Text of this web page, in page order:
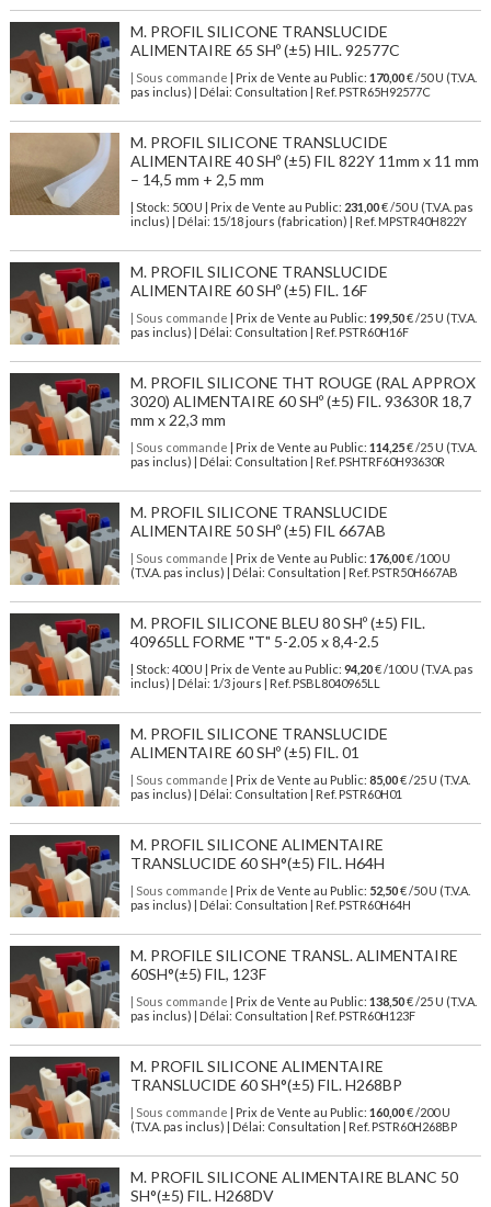
M. PROFIL SILICONE TRANSLUCIDE
ALIMENTAIRE 65 SHº (±5) HIL. 92577C
| Sous commande | Prix de Vente au Public: 170,00€ /50 U (T.V.A.
pas inclus) | Délai: Consultation | Ref. PSTR65H92577C
M. PROFIL SILICONE TRANSLUCIDE
ALIMENTAIRE 40 SHº (±5) FIL 822Y 11mm x 11 mm
– 14,5 mm + 2,5 mm
| Stock: 500 U | Prix de Vente au Public: 231,00€/50 U (T.V.A. pas
inclus)
| Délai: 15/18 jours (fabrication) | Ref. MPSTR40H822Y
M. PROFIL SILICONE TRANSLUCIDE
ALIMENTAIRE 60 SHº (±5) FIL. 16F
| Sous commande | Prix de Vente au Public: 199,50€ /25 U (T.V.A.
pas inclus) | Délai: Consultation | Ref. PSTR60H16F
M. PROFIL SILICONE THT ROUGE (RAL APPROX
3020) ALIMENTAIRE 60 SHº (±5) FIL. 93630R 18,7
mm x 22,3 mm
| Sous commande | Prix de Vente au Public: 114,25€ /25 U (T.V.A.
pas inclus) | Délai: Consultation | Ref. PSHTRF60H93630R
M. PROFIL SILICONE TRANSLUCIDE
ALIMENTAIRE 50 SHº (±5) FIL 667AB
| Sous commande | Prix de Vente au Public: 176,00€ /100 U
(T.V.A. pas inclus) | Délai: Consultation | Ref. PSTR50H667AB
M. PROFIL SILICONE BLEU 80 SHº (±5) FIL.
40965LL FORME "T" 5-2.05 x 8,4-2.5
| Stock: 400 U | Prix de Vente au Public: 94,20€/100 U (T.V.A. pas
inclus)
| Délai: 1/3 jours | Ref. PSBL8040965LL
M. PROFIL SILICONE TRANSLUCIDE
ALIMENTAIRE 60 SHº (±5) FIL. 01
| Sous commande | Prix de Vente au Public: 85,00€ /25 U (T.V.A.
pas inclus) | Délai: Consultation | Ref. PSTR60H01
M. PROFIL SILICONE ALIMENTAIRE
TRANSLUCIDE 60 SH°(±5) FIL. H64H
| Sous commande | Prix de Vente au Public: 52,50€ /50 U (T.V.A.
pas inclus) | Délai: Consultation | Ref. PSTR60H64H
M. PROFILE SILICONE TRANSL. ALIMENTAIRE
60SH°(±5) FIL, 123F
| Sous commande | Prix de Vente au Public: 138,50€ /25 U (T.V.A.
pas inclus) | Délai: Consultation | Ref. PSTR60H123F
M. PROFIL SILICONE ALIMENTAIRE
TRANSLUCIDE 60 SH°(±5) FIL. H268BP
| Sous commande | Prix de Vente au Public: 160,00€ /200 U
(T.V.A. pas inclus) | Délai: Consultation | Ref. PSTR60H268BP
M. PROFIL SILICONE ALIMENTAIRE BLANC 50
SH°(±5) FIL. H268DV